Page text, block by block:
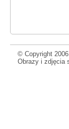
© Copyright
Obrazy i zdjęcia